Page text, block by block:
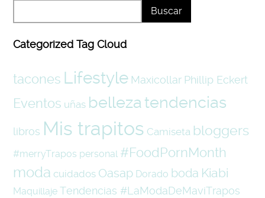
Categorized Tag Cloud
tacones Lifestyle Maxicollar Phillip Eckert
Eventos uñas bellezatendencias
libros Mis trapitos Camiseta bloggers
#merryTrapos personal #FoodPornMonth
moda cuidados Oasap Dorado boda Kiabi
Maquillaje Tendencias #LaModaDeMaviTrapos